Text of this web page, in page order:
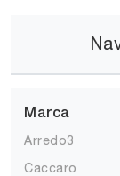
Marca
Arredo3
Caccaro